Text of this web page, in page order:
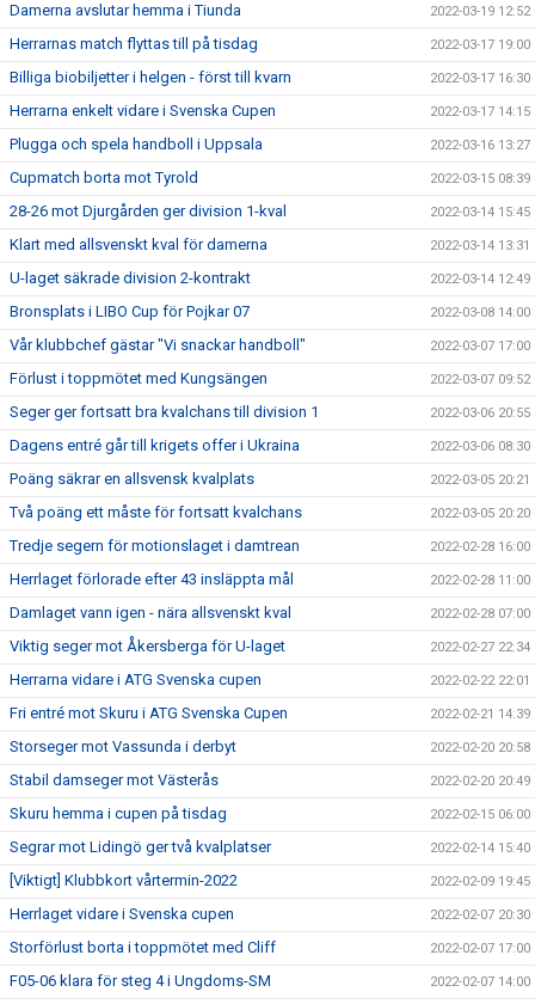
Damerna avslutar hemma i Tiunda 2022-03-19 12:52
Herrarnas match flyttas till på tisdag 2022-03-17 19:00
Billiga biobiljetter i helgen - först till kvarn 2022-03-17 16:30
Herrarna enkelt vidare i Svenska Cupen 2022-03-17 14:15
Plugga och spela handboll i Uppsala 2022-03-16 13:27
Cupmatch borta mot Tyrold 2022-03-15 08:39
28-26 mot Djurgården ger division 1-kval 2022-03-14 15:45
Klart med allsvenskt kval för damerna 2022-03-14 13:31
U-laget säkrade division 2-kontrakt 2022-03-14 12:49
Bronsplats i LIBO Cup för Pojkar 07 2022-03-08 14:00
Vår klubbchef gästar "Vi snackar handboll" 2022-03-07 17:00
Förlust i toppmötet med Kungsängen 2022-03-07 09:52
Seger ger fortsatt bra kvalchans till division 1 2022-03-06 20:55
Dagens entré går till krigets offer i Ukraina 2022-03-06 08:30
Poäng säkrar en allsvensk kvalplats 2022-03-05 20:21
Två poäng ett måste för fortsatt kvalchans 2022-03-05 20:20
Tredje segern för motionslaget i damtrean 2022-02-28 16:00
Herrlaget förlorade efter 43 insläppta mål 2022-02-28 11:00
Damlaget vann igen - nära allsvenskt kval 2022-02-28 07:00
Viktig seger mot Åkersberga för U-laget 2022-02-27 22:34
Herrarna vidare i ATG Svenska cupen 2022-02-22 22:01
Fri entré mot Skuru i ATG Svenska Cupen 2022-02-21 14:39
Storseger mot Vassunda i derbyt 2022-02-20 20:58
Stabil damseger mot Västerås 2022-02-20 20:49
Skuru hemma i cupen på tisdag 2022-02-15 06:00
Segrar mot Lidingö ger två kvalplatser 2022-02-14 15:40
[Viktigt] Klubbkort vårtermin-2022 2022-02-09 19:45
Herrlaget vidare i Svenska cupen 2022-02-07 20:30
Storförlust borta i toppmötet med Cliff 2022-02-07 17:00
F05-06 klara för steg 4 i Ungdoms-SM 2022-02-07 14:00